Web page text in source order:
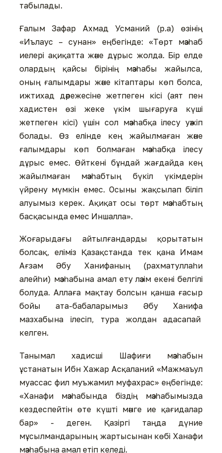
табылады.
Ғалым Зафар Ахмад Усманий (р.а) өзінің
«Иълаус – сунан» еңбегінде: «Төрт мәзһаб
иелері ақиқатта және дұрыс жолда. Бір елде
олардың қайсы бірінің мәзһабы жайылса,
оның ғалымдары және кітаптары көп болса,
ижтихад дәрежесіне жетпеген кісі (аят пен
хадистен өзі жеке үкім шығаруға күші
жетпеген кісі) үшін сол мәзһабқа ілесу уәжіп
болады. Өз елінде кең жайылмаған және
ғалымдары көп болмаған мәзһабқа ілесу
дұрыс емес. Өйткені бұндай жағдайда кең
жайылмаған мәзһабтың бүкіл үкімдерін
үйрену мүмкін емес. Осыны жақсылап біліп
алуымыз керек. Ақиқат осы төрт мәзһабтың
басқасында емес Иншалла».
Жоғарыдағы айтылғандарды қорытатын
болсақ, еліміз Қазақстанда тек қана Имам
Ағзам Әбу Ханифаның (рахматуллаһи
алейһи) мәзһабына амал ету ләзім екені белгілі
болуда. Аллаға мақтау болсын қанша ғасыр
бойы ата-бабаларымыз Әбу Ханифа
мазхабына ілесіп, тура жолдан адасапай
келген.
Танымал хадисші Шафиғи мәзһабын
ұстанатын Ибн Хажар Асқаланий «Мажмаъул
муассас фил муъжамил муфахрас» еңбегінде:
«Ханафи мәзһабында біздің мәзһабымызда
кездеспейтін өте күшті мәнге ие қағидалар
бар» - деген. Қазіргі таңда дүние
мұсылмандарының жартысынан көбі Ханафи
мәзһабына амал етіп келеді.